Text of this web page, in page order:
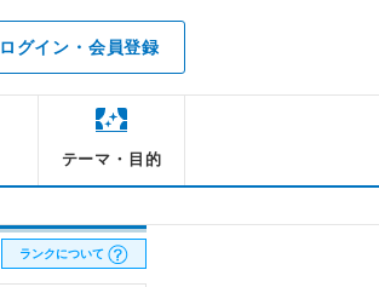
ログイン・会員登録
テーマ・目的
ランクについて